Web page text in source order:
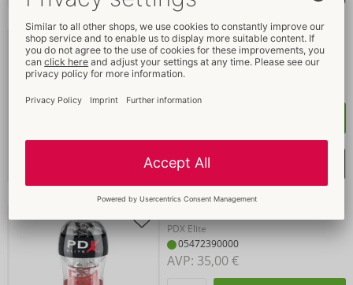
Suck-O-Matic
PDX Elite
05476620000
Verlanglijstje selecteren
PDX Elite
05472390000
AVP: 35,00 €